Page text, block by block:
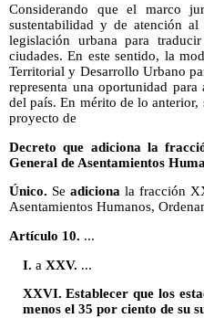
Considerando que el marco
sustentabilidad y de atención
legislación urbana para
ciudades. En este sentido, la
Territorial y Desarrollo Urbano
representa una oportunidad
del país. En mérito de lo anterior,
proyecto de
Decreto que adiciona la
General de Asentamientos
Único. Se adiciona la fracción
Asentamientos Humanos,
Artículo 10. ...
I. a XXV. ...
XXVI. Establecer que los
menos el 35 por ciento de su